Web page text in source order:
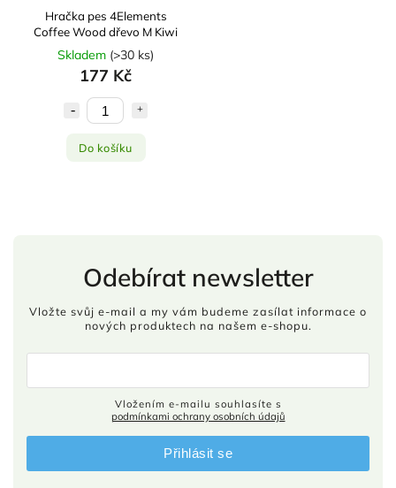
Hračka pes 4Elements
Coffee Wood dřevo M Kiwi
Skladem (>30 ks)
177 Kč
Do košíku
Odebírat newsletter
Vložte svůj e-mail a my vám budeme zasílat informace o
nových produktech na našem e-shopu.
podmínkami ochrany osobních údajů
Přihlásit se